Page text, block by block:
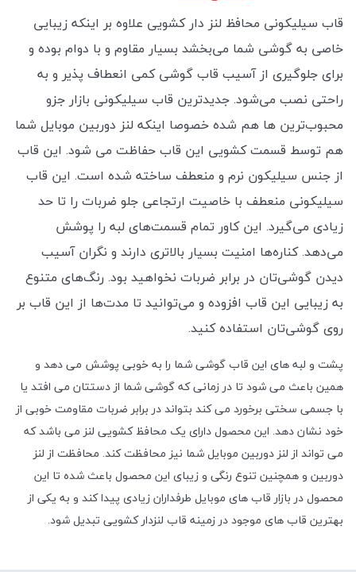
قاب سیلیکونی محافظ لنز دار کشویی علاوه بر اینکه زیبایی
خاصی به گوشی شما می‌بخشد بسیار مقاوم و با دوام بوده و
برای جلوگیری از آسیب قاب گوشی کمی انعطاف پذیر و به
راحتی نصب می‌شود. جدیدترین قاب سیلیکونی بازار جزو
محبوب‌ترین ها هم شده خصوصا اینکه لنز دوربین موبایل شما
هم توسط قسمت کشویی این قاب حفاظت می شود. این قاب
از جنس سیلیکون نرم و منعطف ساخته شده است. این قاب
سیلیکونی منعطف با خاصیت ارتجاعی جلو ضربات را تا حد
زیادی می‌گیرد. این کاور تمام قسمت‌های لبه را پوشش
می‌دهد. کناره‌ها امنیت بسیار بالاتری دارند و نگران آسیب
دیدن گوشی‌تان در برابر ضربات نخواهید بود. رنگ‌های متنوع
به زیبایی این قاب افزوده و می‌توانید تا مدت‌ها از این قاب بر
روی گوشی‌تان استفاده کنید.
پشت و لبه های این قاب گوشی شما را به خوبی پوشش می دهد و
همین باعث می شود تا در زمانی که گوشی شما از دستتان می افتد یا
با جسمی سختی برخورد می کند بتواند در برابر ضربات مقاومت خوبی از
خود نشان دهد. این محصول دارای یک محافظ کشویی لنز می باشد که
می تواند از لنز دوربین موبایل شما نیز محافظت کند. محافظت از لنز
دوربین و همچنین تنوع رنگی و زیبای این محصول باعث شده تا این
محصول در بازار قاب های موبایل طرفداران زیادی پیدا کند و به یکی از
بهترین قاب های موجود در زمینه قاب لنزدار کشویی تبدیل شود.